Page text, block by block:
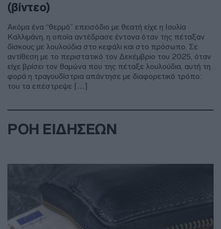
(βίντεο)
Ακόμα ένα “θερμό” επεισόδιο με θεατή είχε η Ιουλία
Καλλιμάνη, η οποία αντέδρασε έντονα όταν της πέταξαν
δίσκους με λουλούδια στο κεφάλι και στο πρόσωπο. Σε
αντίθεση με το περιστατικό τον Δεκέμβριο του 2025, όταν
είχε βρίσει τον θαμώνα που της πέταξε λουλούδια, αυτή τη
φορά η τραγουδίστρια απάντησε με διαφορετικό τρόπο:
του τα επέστρεψε […]
ΡΟΗ ΕΙΔΗΣΕΩΝ